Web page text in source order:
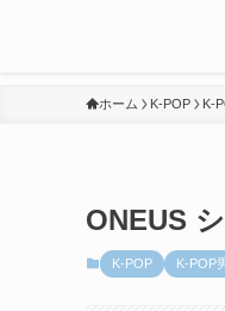
ホーム K-POP K-
ONEUS
K-POP K-POP